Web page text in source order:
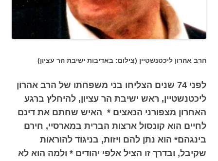
הרב אהרון ליכטנשטיין (צילום: באדיבות ישיבת הר עציון)
לפני 74 שנים הצליחו בני משפחתו של הרב אהרון
ליכטנשטיין, ראש ישיבת הר עציון, להיחלץ ברגע
האחרון מצפורני הנאצים * האיש שחתם את דינם
לחיים הוא קונסול ארצות הברית במארסיי, חירם
בינגהם* הוא נתן להם ויזות, בניגוד להוראות
שקיבל, ובדרך זו הציל אלפי יהודים * ולמה הוא לא